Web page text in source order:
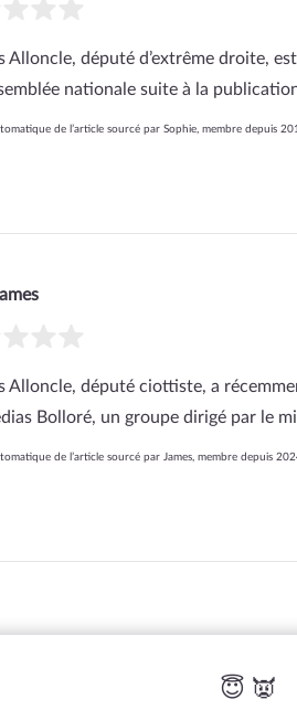
Alloncle, député d’extrême droite,
nationale suite à la
de l’article sourcé par Sophie, membre depuis
Alloncle, député ciottiste, a
Bolloré, un groupe dirigé par le
de l’article sourcé par James, membre depuis
😇 👿